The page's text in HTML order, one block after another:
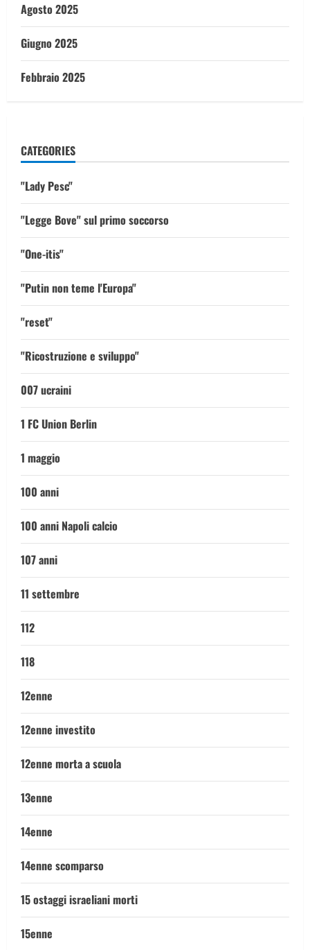
Agosto 2025
Giugno 2025
Febbraio 2025
CATEGORIES
"Lady Pesc"
"Legge Bove" sul primo soccorso
"One-itis"
"Putin non teme l'Europa"
"reset"
"Ricostruzione e sviluppo"
007 ucraini
1 FC Union Berlin
1 maggio
100 anni
100 anni Napoli calcio
107 anni
11 settembre
112
118
12enne
12enne investito
12enne morta a scuola
13enne
14enne
14enne scomparso
15 ostaggi israeliani morti
15enne